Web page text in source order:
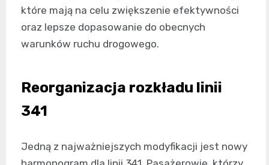
które mają na celu zwiększenie efektywności
oraz lepsze dopasowanie do obecnych
warunków ruchu drogowego.
Reorganizacja rozkładu linii
341
Jedną z najważniejszych modyfikacji jest nowy